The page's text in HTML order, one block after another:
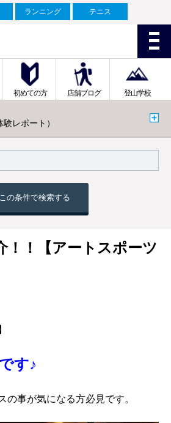
ランニング テニス
初めての方 店舗ブログ 登山学校
レポート）
この条件で検索する
！！【アートスポーツ
す♪
の事が気になる方必見です。